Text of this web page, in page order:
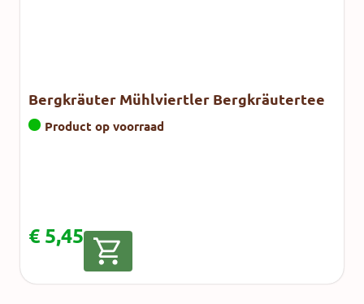
Bergkräuter Mühlviertler Bergkräutertee
Product op voorraad
€ 5,45